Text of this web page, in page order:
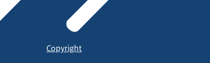
Copyright